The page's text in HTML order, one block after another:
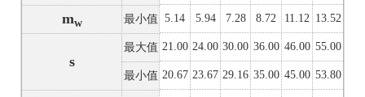
mw 最小值
s
最大值
最小值
5.14 5.94 7.28 8.72 11.12 13.52
21.00 24.00 30.00 36.00 46.00 55.00
20.67 23.67 29.16 35.00 45.00 53.80